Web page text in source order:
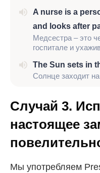
A nurse is a
and looks after
Медсестра – это
госпитале и
The Sun sets in
Солнце заходит
Случай 3.
настоящее
Мы употребляем